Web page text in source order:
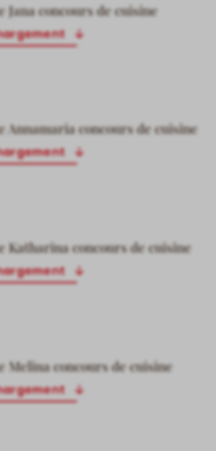
Jana concours de cuisine
Annamaria concours de cuisine
Katharina concours de cuisine
Melina concours de cuisine